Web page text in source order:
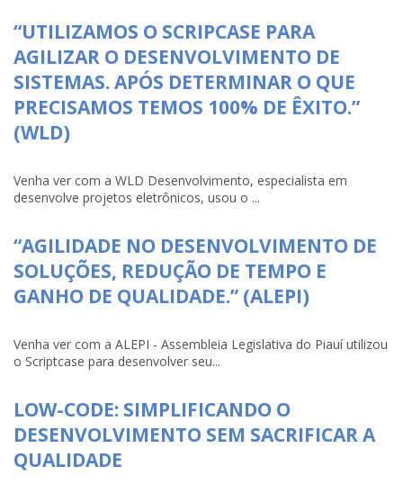
“UTILIZAMOS O SCRIPCASE PARA
AGILIZAR O DESENVOLVIMENTO DE
SISTEMAS. APÓS DETERMINAR O QUE
PRECISAMOS TEMOS 100% DE ÊXITO.”
(WLD)
Venha ver com a WLD Desenvolvimento, especialista em
desenvolve projetos eletrônicos, usou o ...
“AGILIDADE NO DESENVOLVIMENTO DE
SOLUÇÕES, REDUÇÃO DE TEMPO E
GANHO DE QUALIDADE.” (ALEPI)
Venha ver com a ALEPI - Assembleia Legislativa do Piauí utilizou
o Scriptcase para desenvolver seu...
LOW-CODE: SIMPLIFICANDO O
DESENVOLVIMENTO SEM SACRIFICAR A
QUALIDADE